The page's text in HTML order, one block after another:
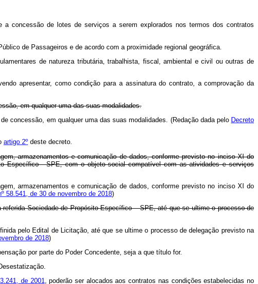
concessão de lotes de serviços a serem explorados nos termos dos contratos
de Passageiros e de acordo com a proximidade regional geográfica.
de natureza tributária, trabalhista, fiscal, ambiental e civil ou outras de
apresentar, como condição para a assinatura do contrato, a comprovação da
em qualquer uma das suas modalidades.
concessão, em qualquer uma das suas modalidades. (Redação dada pelo Decreto
artigo 2º deste decreto.
armazenamentos e comunicação de dados, conforme previsto no inciso XI do
Específico - SPE, com o objeto social compatível com as atividades e serviços
armazenamentos e comunicação de dados, conforme previsto no inciso XI do
58.541, de 30 de novembro de 2018)
Sociedade de Propósito Específico – SPE, até que se ultime o processo de
pelo Edital de Licitação, até que se ultime o processo de delegação previsto na
de 2018)
por parte do Poder Concedente, seja a que título for.
de 2001, poderão ser alocados aos contratos nas condições estabelecidas no